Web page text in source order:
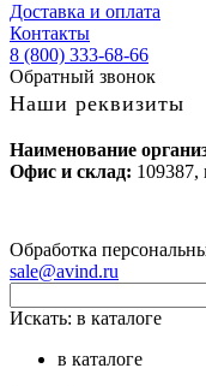
Доставка и оплата
Контакты
8 (800) 333-68-66
Обратный звонок
Наши реквизиты
Наименование
Офис и склад: 109387,
Обработка
sale@avind.ru
Искать: в каталоге
в каталоге